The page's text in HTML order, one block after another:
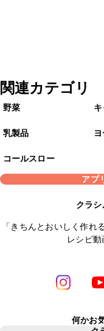
関連カテゴリ
野菜
乳製品
コールスロー
アプ
クラ
「きちんとおいしく作れ
レシピ動
何かお